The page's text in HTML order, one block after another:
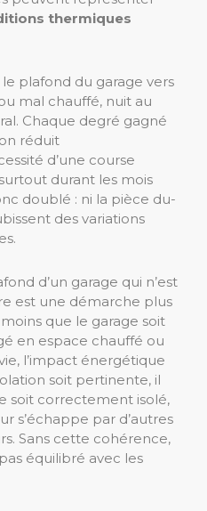
thermiques
plafond du garage vers
mal chauffé, nuit au
Chaque degré gagné
réduit
d’une course
durant les mois
doublé : ni la pièce du-
des variations
d’un garage qui n’est
est une démarche plus
que le garage soit
en espace chauffé ou
l’impact énergétique
soit pertinente, il
soit correctement isolé,
s’échappe par d’autres
Sans cette cohérence,
équilibré avec les